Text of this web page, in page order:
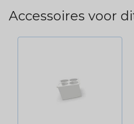
Accessoires voor